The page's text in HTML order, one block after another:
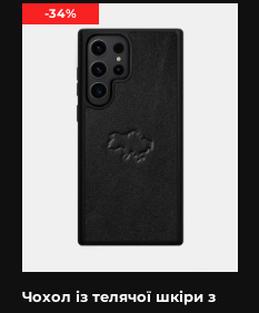
-34%
Чохол із телячої шкіри з